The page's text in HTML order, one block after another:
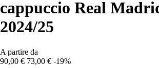
cappuccio Real
2024/25
A partire da
90,00 € 73,00 € -19%